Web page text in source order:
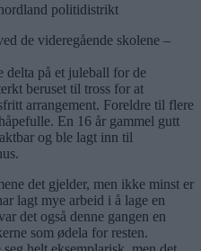
politidistrikt
de videregående skolene –
delta på et juleball for de
beruset til tross for at
arrangement. Foreldre til flere
En 16 år gammel gutt
og ble lagt inn til
det gjelder, men ikke minst er
lagt mye arbeid i å lage en
det også denne gangen en
som ødela for resten.